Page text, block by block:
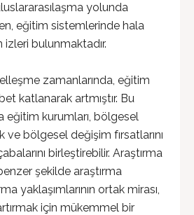
yolunda
eğitim sistemlerinde hala
bulunmaktadır.
zamanlarında, eğitim
katlanarak artmıştır. Bu
eğitim kurumları, bölgesel
bölgesel değişim fırsatlarını
birleştirebilir. Araştırma
şekilde araştırma
yaklaşımlarının ortak mirası,
için mükemmel bir